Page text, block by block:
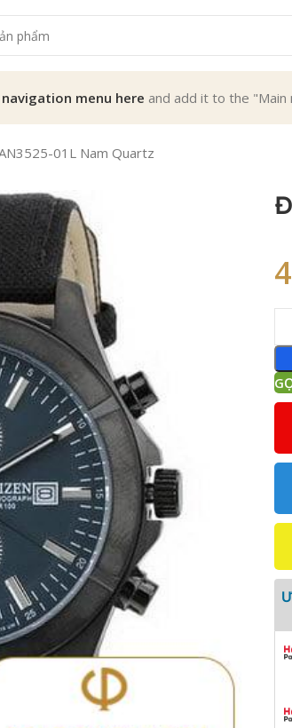
navigation menu here and add it to the "Main
01L Nam Quartz